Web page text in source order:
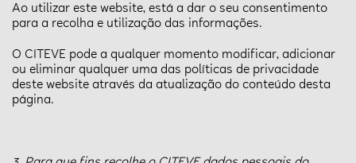
Ao utilizar este website, está a dar o seu consentimento
para a recolha e utilização das informações.
O CITEVE pode a qualquer momento modificar, adicionar
ou eliminar qualquer uma das políticas de privacidade
deste website através da atualização do conteúdo desta
página.